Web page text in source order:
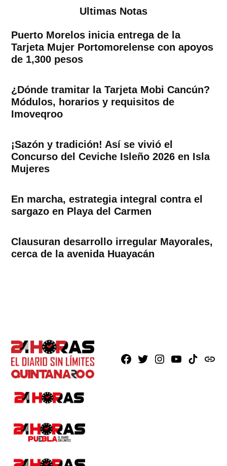
Ultimas Notas
Puerto Morelos inicia entrega de la
Tarjeta Mujer Portomorelense con apoyos
de 1,300 pesos
¿Dónde tramitar la Tarjeta Mobi Cancún?
Módulos, horarios y requisitos de
Imoveqroo
¡Sazón y tradición! Así se vivió el
Concurso del Ceviche Isleño 2026 en Isla
Mujeres
En marcha, estrategia integral contra el
sargazo en Playa del Carmen
Clausuran desarrollo irregular Mayorales,
cerca de la avenida Huayacán
Facebook
X Instagram
YoutubeTikTokissuu